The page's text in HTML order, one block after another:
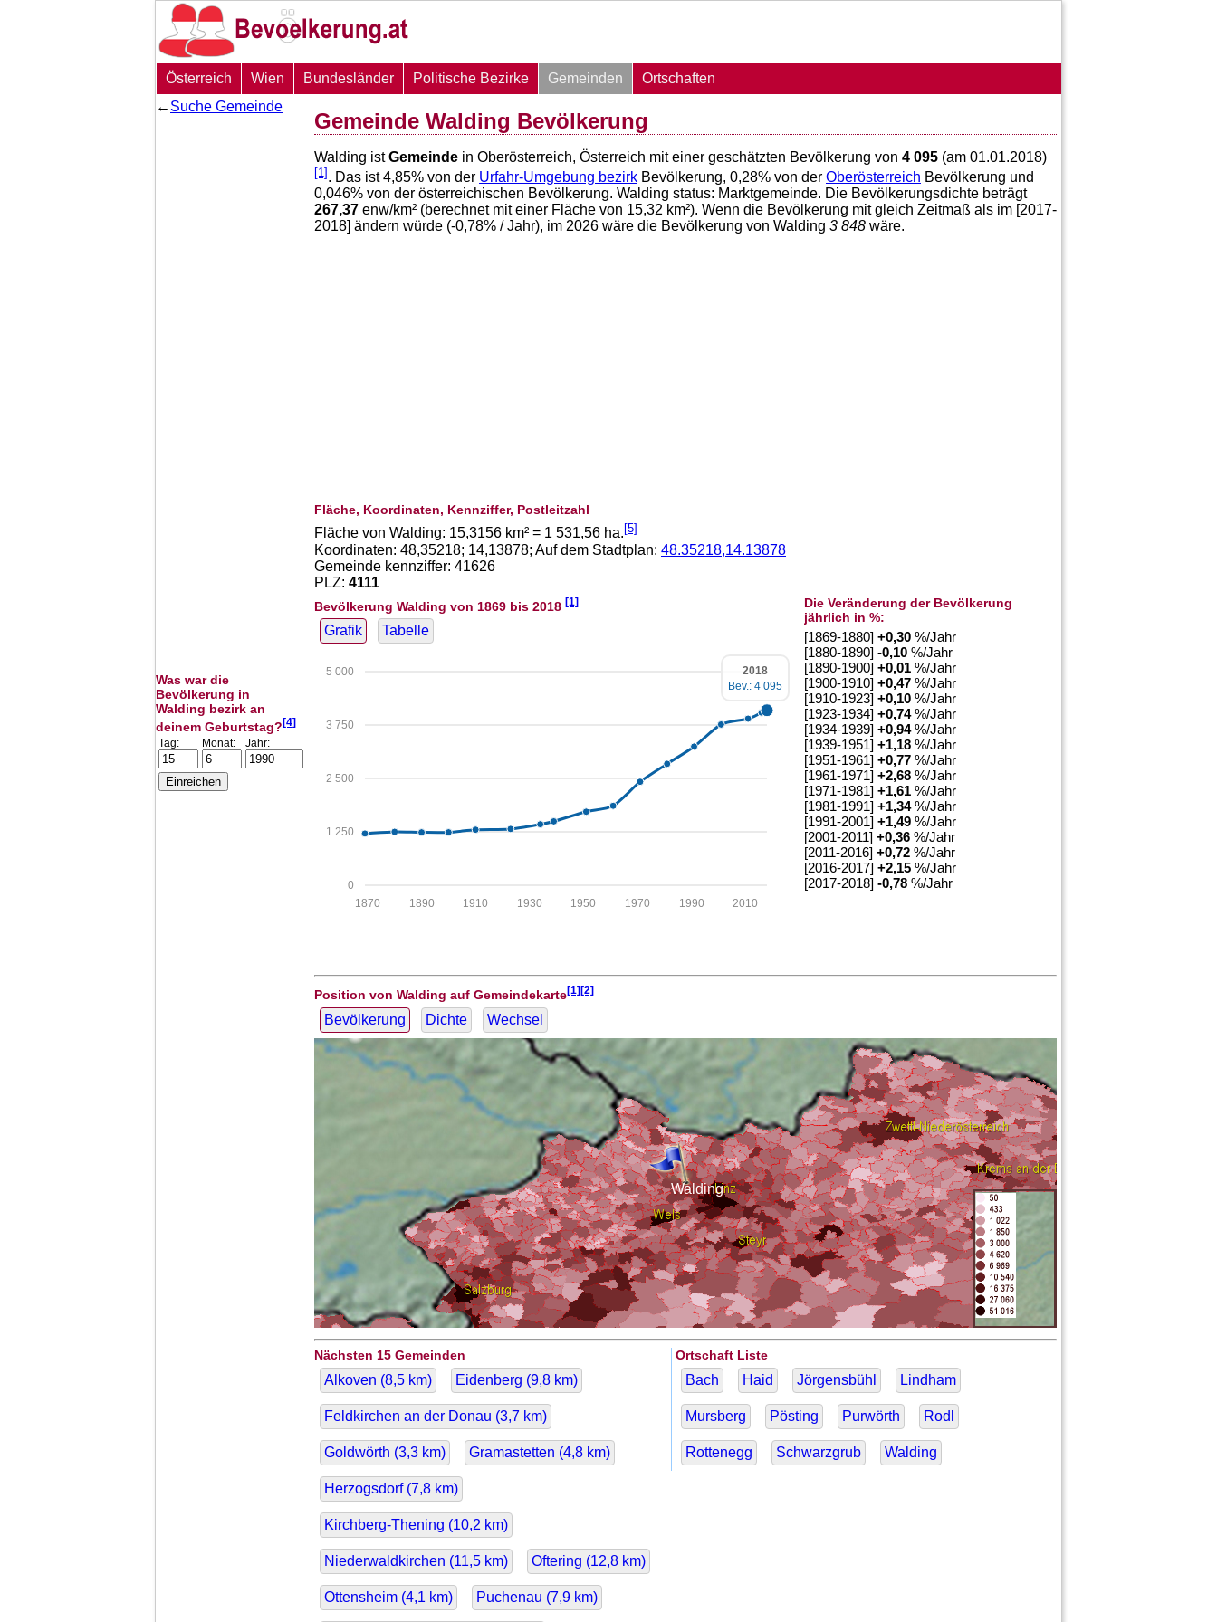
Österreich Wien Bundesländer Politische Bezirke Gemeinden
Ortschaften
← Suche Gemeinde
Was war die
Bevölkerung in
Walding bezirk an
deinem Geburtstag?[4]
Tag: Monat: Jahr:
Gemeinde Walding Bevölkerung
Walding istGemeinde in Oberösterreich, Österreich mit einer geschätzten Bevölkerung von 4 095 (am 01.01.2018)
[1] . Das ist4,85% von der Urfahr-Umgebung bezirk Bevölkerung, 0,28% von der Oberösterreich Bevölkerung und
0,046% von der österreichischen Bevölkerung. Walding status: Marktgemeinde. Die Bevölkerungsdichte beträgt
267,37 enw/km² (berechnet mit einer Fläche von 15,32 km²). Wenn die Bevölkerung mit gleich Zeitmaß als im [2017-
2018] ändern würde (-0,78% / Jahr), im 2026 wäre die Bevölkerung von Walding 3 848 wäre.
Fläche, Koordinaten, Kennziffer, Postleitzahl
Fläche von Walding: 15,3156 km² = 1 531,56 ha. [5]
Koordinaten: 48,35218; 14,13878; Auf dem Stadtplan: 48.35218,14.13878
Gemeinde kennziffer: 41626
PLZ: 4111
Bevölkerung Walding von 1869 bis 2018 [1]
Grafik Tabelle
0
1 250
2 500
3 750
5 000
2010
1990
1970
1950
1930
1910
1890
1870
2018
Bev.: 4 095
Die Veränderung der Bevölkerung
jährlich in %:
[1869-1880]+0,30 %/Jahr
[1880-1890]-0,10 %/Jahr
[1890-1900]+0,01 %/Jahr
[1900-1910]+0,47 %/Jahr
[1910-1923]+0,10 %/Jahr
[1923-1934]+0,74%/Jahr
[1934-1939]+0,94%/Jahr
[1939-1951]+1,18 %/Jahr
[1951-1961]+0,77 %/Jahr
[1961-1971]+2,68 %/Jahr
[1971-1981]+1,61 %/Jahr
[1981-1991]+1,34%/Jahr
[1991-2001]+1,49 %/Jahr
[2001-2011]+0,36 %/Jahr
[2011-2016]+0,72 %/Jahr
[2016-2017]+2,15 %/Jahr
[2017-2018]-0,78 %/Jahr
Position von Walding auf Gemeindekarte[1][2]
Bevölkerung Dichte Wechsel
Walding
Nächsten 15 Gemeinden
Alkoven (8,5 km) Eidenberg (9,8 km)
Feldkirchen an der Donau (3,7 km)
Goldwörth (3,3 km) Gramastetten (4,8 km)
Herzogsdorf (7,8 km)
Kirchberg-Thening (10,2 km)
Niederwaldkirchen (11,5 km) Oftering (12,8 km)
Ottensheim (4,1 km) Puchenau (7,9 km)
Ortschaft Liste
Bach Haid Jörgensbühl Lindham
Mursberg Pösting Purwörth Rodl
Rottenegg Schwarzgrub Walding